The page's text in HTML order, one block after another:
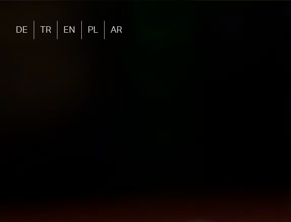
DE TR EN PL AR